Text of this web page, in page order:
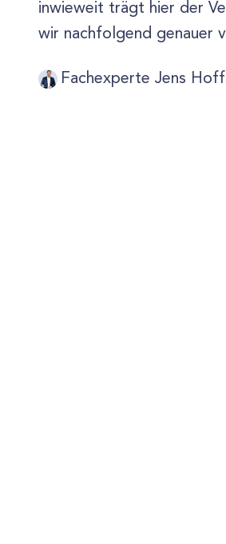
inwieweit trägt hier der
wir nachfolgend genauer
Fachexperte Jens